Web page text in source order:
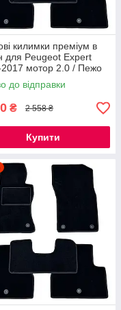
килимки преміум в
для Peugeot Expert
мотор 2.0 / Пежо
килимки
до відправки
₴ 2 558 ₴
Купити